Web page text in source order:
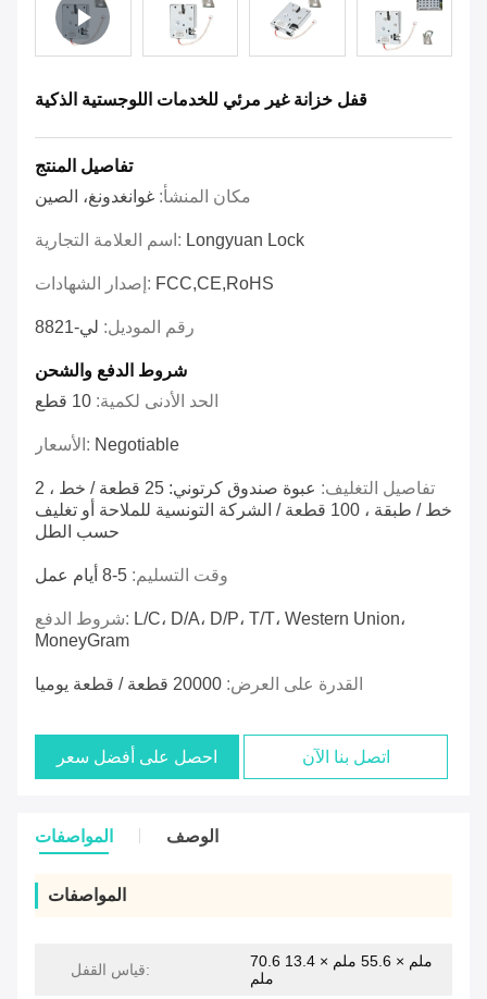
قفل خزانة غير مرئي للخدمات اللوجستية الذكية
تفاصيل المنتج
مكان المنشأ: غوانغدونغ، الصين
اسم العلامة التجارية: Longyuan Lock
إصدار الشهادات: FCC,CE,RoHS
رقم الموديل: لي-8821
شروط الدفع والشحن
الحد الأدنى لكمية: 10 قطع
الأسعار: Negotiable
تفاصيل التغليف:
عبوة صندوق كرتوني: 25 قطعة / خط ، 2
خط / طبقة ، 100 قطعة / الشركة التونسية للملاحة أو تغليف
حسب الطل
وقت التسليم: 5-8 أيام عمل
شروط الدفع: L/C، D/A، D/P، T/T، Western Union،
MoneyGram
القدرة على العرض: 20000 قطعة / قطعة يوميا
احصل على أفضل سعر اتصل بنا الآن
المواصفات الوصف
المواصفات
قياس القفل:
70.6 ملم × 55.6 ملم × 13.4
ملم